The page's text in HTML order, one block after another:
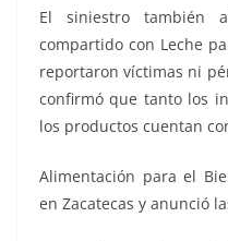
El siniestro también
compartido con Leche
reportaron víctimas ni
confirmó que tanto los
los productos cuentan
Alimentación para el
en Zacatecas y anunció